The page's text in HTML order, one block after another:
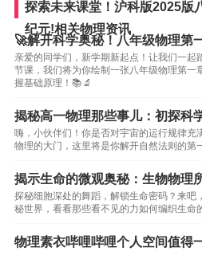
探索未来课堂！沪科版2025版
纪元!相关物理资讯
🚀解开科学奥秘！八年级物理第
亲爱的同学们，新学期新起点！让我们一起
节课，我们将为你绘制一张八年级物理第一
握基础原理！📚🔬
揭秘高一物理那些事儿：初探科
嗨，小伙伴们！你是否对宇宙的运行规律充
物理的大门，这里将是你解开自然法则的第
揭示生命的微观奥秘：生物物理
探秘细胞深处的舞蹈，解锁生命密码？来吧
秘世界，看看那些看不见的力如何编织生命
物理素衣哔哩哔哩个人空间值得